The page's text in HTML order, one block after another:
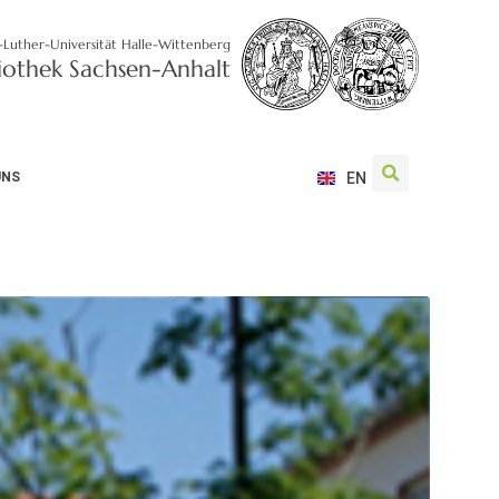
Universität Halle-Wittenberg
Sachsen-Anhalt
EN